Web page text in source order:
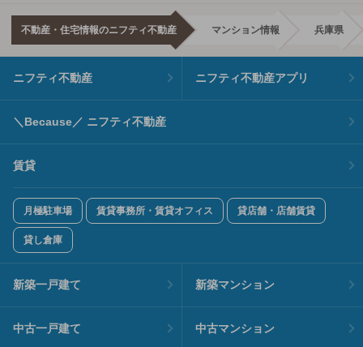
不動産・住宅情報のニフティ不動産 マンション情報 兵庫県
ニフティ不動産 ニフティ不動産アプリ
＼Because／ ニフティ不動産
賃貸
月極駐車場 賃貸事務所・賃貸オフィス 貸店舗・店舗賃貸
貸し倉庫
新築一戸建て 新築マンション
中古一戸建て 中古マンション